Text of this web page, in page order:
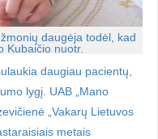
daugėja todėl, kad
Kubaičio nuotr.
daugiau pacientų,
lygį. UAB „Mano
„Vakarų Lietuvos
metais